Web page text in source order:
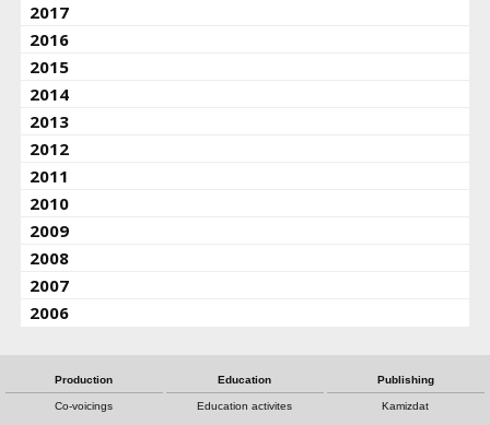
2017
2016
2015
2014
2013
2012
2011
2010
2009
2008
2007
2006
Production
Co-voicings
Education
Education activites
Publishing
Kamizdat